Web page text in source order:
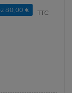
80,00 € TTC